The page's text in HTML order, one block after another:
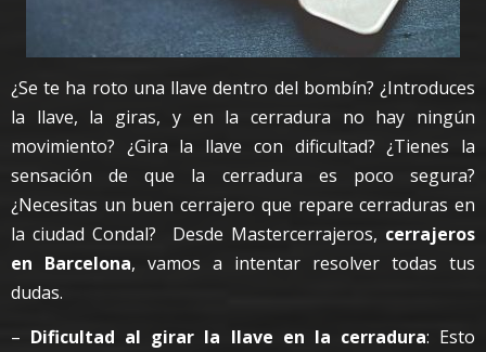
¿Se te ha roto una llave dentro del bombín? ¿Introduces
la llave, la giras, y en la cerradura no hay ningún
movimiento? ¿Gira la llave con dificultad? ¿Tienes la
sensación de que la cerradura es poco segura?
¿Necesitas un buen cerrajero que repare cerraduras en
la ciudad Condal? Desde Mastercerrajeros, cerrajeros
en Barcelona, vamos a intentar resolver todas tus
dudas.
– Dificultad al girar la llave en la cerradura: Esto